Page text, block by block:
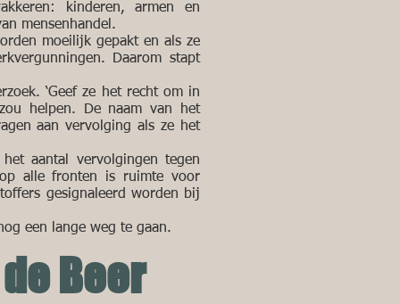
kinderen, armen en
mensenhandel.
moeilijk gepakt en als ze
Daarom stapt
‘Geef ze het recht om in
helpen. De naam van het
aan vervolging als ze het
aantal vervolgingen tegen
alle fronten is ruimte voor
gesignaleerd worden bij
een lange weg te gaan.
Beer